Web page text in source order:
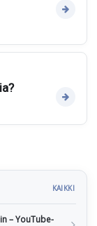
KAIKKI
– YouTube-